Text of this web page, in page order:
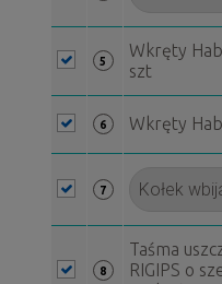
5
Wkręty
szt
6 Wkręty
7
8
Taśma
RIGIPS o